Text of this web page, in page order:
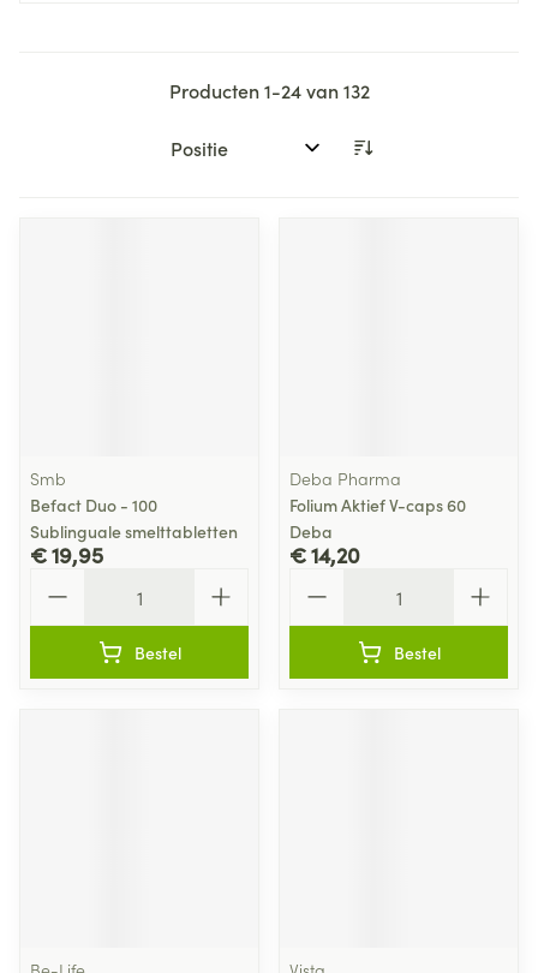
Producten1-24van132
Sorteer op:
Smb
Befact Duo - 100
Sublinguale smelttabletten
€ 19,95
Bestel
Deba Pharma
Folium Aktief V-caps 60
Deba
€ 14,20
Bestel